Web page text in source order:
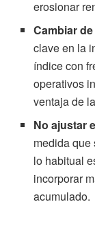
erosionar
Cambiar
clave en la
índice con
operativos
ventaja de
No ajustar
medida que
lo habitual
incorporar
acumulado.